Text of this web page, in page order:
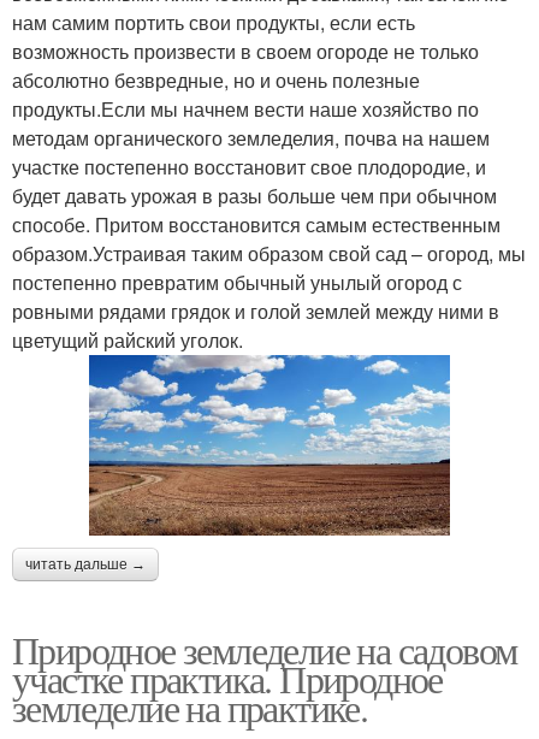
нам самим портить свои продукты, если есть
возможность произвести в своем огороде не только
абсолютно безвредные, но и очень полезные
продукты.Если мы начнем вести наше хозяйство по
методам органического земледелия, почва на нашем
участке постепенно восстановит свое плодородие, и
будет давать урожая в разы больше чем при обычном
способе. Притом восстановится самым естественным
образом.Устраивая таким образом свой сад – огород, мы
постепенно превратим обычный унылый огород с
ровными рядами грядок и голой землей между ними в
цветущий райский уголок.
читать дальше →
Природное земледелие на садовом
участке практика. Природное
земледелие на практике.